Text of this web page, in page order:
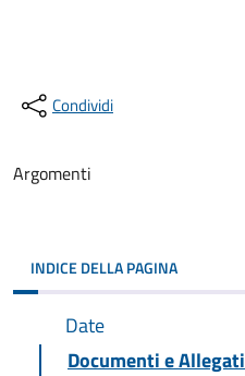
Condividi
Argomenti
INDICE DELLA PAGINA
Date
Documenti e Allegati